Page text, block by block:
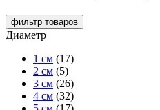
фильтр товаров
Диаметр
1 см (17)
2 см (5)
3 см (26)
4 см (32)